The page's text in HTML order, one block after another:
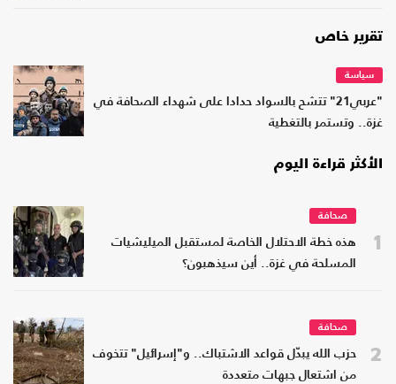
تقرير خاص
سياسة
"عربي21" تتشح بالسواد حدادا على شهداء الصحافة في
غزة.. وتستمر بالتغطية
الأكثر قراءة اليوم
1
صحافة
هذه خطة الاحتلال الخاصة لمستقبل الميليشيات
المسلحة في غزة.. أين سيذهبون؟
2
صحافة
حزب الله يبدّل قواعد الاشتباك.. و"إسرائيل" تتخوف
من اشتعال جبهات متعددة